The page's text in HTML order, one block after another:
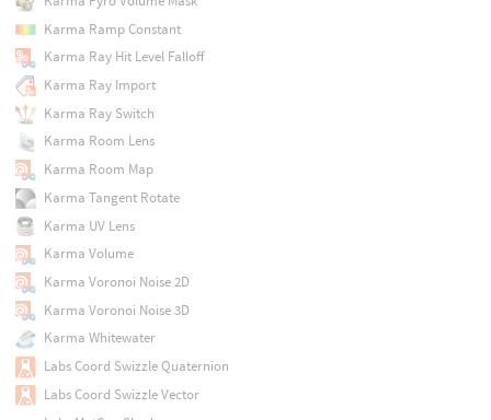
Karma Ramp Constant
Karma Ray Hit Level Falloff
Karma Ray Import
Karma Ray Switch
Karma Room Lens
Karma Room Map
Karma Tangent Rotate
Karma UV Lens
Karma Volume
Karma Voronoi Noise 2D
Karma Voronoi Noise 3D
Karma Whitewater
Labs Coord Swizzle Quaternion
Labs Coord Swizzle Vector